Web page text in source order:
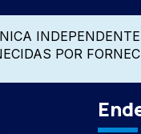
POR